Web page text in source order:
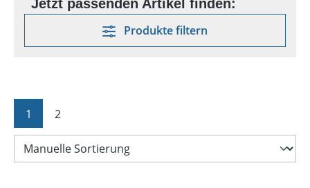
Produkte filtern
Seite
1 Seite
2